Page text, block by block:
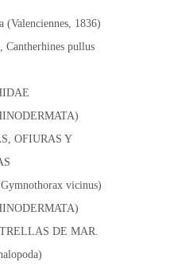
1836)
pullus
OFIURAS Y
vicinus)
DE MAR.